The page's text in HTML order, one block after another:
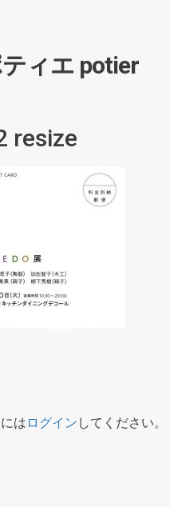
ィエ potier
resize
は ログイン してください。